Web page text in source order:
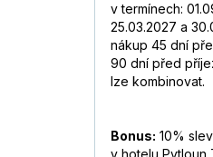
v termínech:
25.03.2027 a
nákup 45 dní
90 dní před
lze kombinovat.
Bonus: 10%